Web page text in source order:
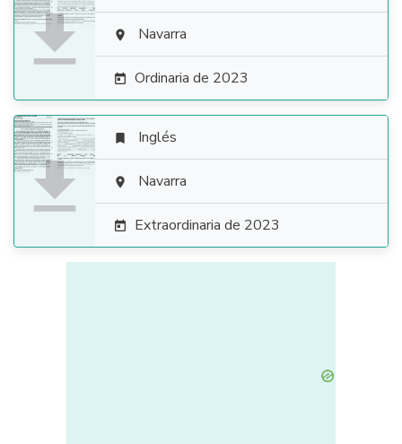
  Navarra
 Ordinaria de 2023

 Inglés
 Navarra
 Extraordinaria de 2023